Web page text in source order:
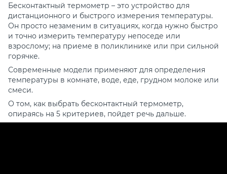
Бесконтактный термометр – это устройство для
дистанционного и быстрого измерения температуры.
Он просто незаменим в ситуациях, когда нужно быстро
и точно измерить температуру непоседе или
взрослому; на приеме в поликлинике или при сильной
горячке.
Современные модели применяют для определения
температуры в комнате, воде, еде, грудном молоке или
смеси.
О том, как выбрать бесконтактный термометр,
опираясь на 5 критериев, пойдет речь дальше.